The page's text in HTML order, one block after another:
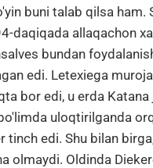
buni talab qilsa ham.
daqiqada allaqachon
bundan
edi. Letexiega
bor edi, u erda
uloqtirilganda
edi. Shu bilan
olmaydi. Oldinda